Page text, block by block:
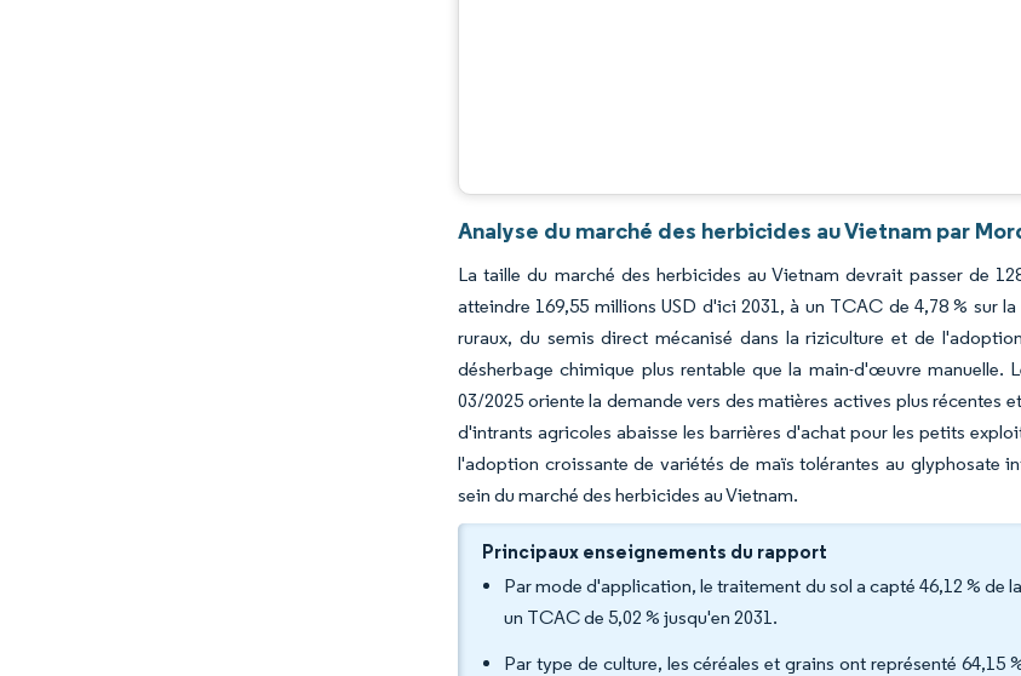
Analyse du marché des herbicides au Vietnam par
‎La taille du marché des herbicides au Vietnam devrait passer de
atteindre 169,55 millions USD d'ici 2031, à un TCAC de 4,78 % sur
ruraux, du semis direct mécanisé dans la riziculture et de
désherbage chimique plus rentable que la main-d'œuvre
03/2025 oriente la demande vers des matières actives plus
d'intrants agricoles abaisse les barrières d'achat pour les petits
l'adoption croissante de variétés de maïs tolérantes au glyphosate
sein du marché des herbicides au Vietnam.
Principaux enseignements du rapport
Par mode d'application, le traitement du sol a capté 46,12 % de
un TCAC de 5,02 % jusqu'en 2031.
Par type de culture, les céréales et grains ont représenté 64,15